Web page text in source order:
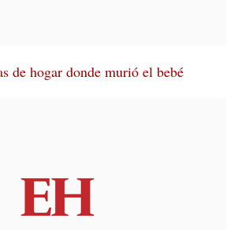
de hogar donde murió el bebé